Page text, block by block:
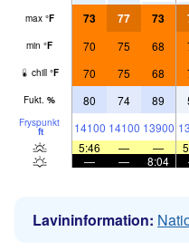
max °F 73 77 73
min °F 70 75 68
chill °F 70 75 68
Fukt. % 80 74 89
Fryspunkt
ft 14100 14100 13900
5:46
— —
—
— 8:04
Lavininformation: